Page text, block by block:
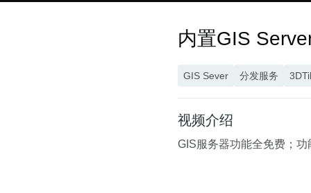
内置GIS
GIS Sever 分发服务
视频介绍
GIS服务器功能全免费；